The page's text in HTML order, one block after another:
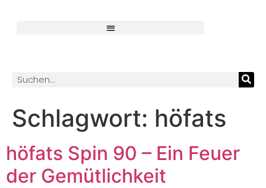
Schlagwort: höfats
höfats Spin 90 – Ein Feuer
der Gemütlichkeit